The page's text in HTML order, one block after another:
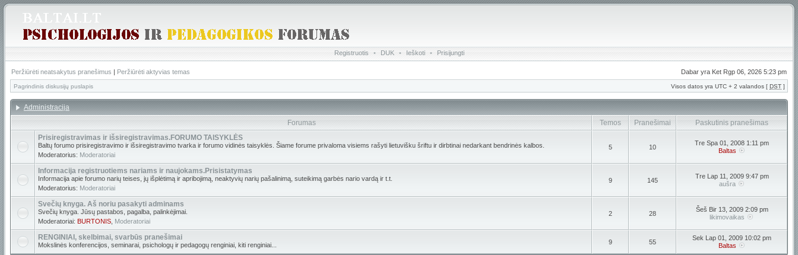
Registruotis • DUK • Ieškoti • Prisijungti
Peržiūrėti neatsakytus pranešimus | Peržiūrėti aktyvias temas Dabar yra Ket Rgp 06, 2026 5:23 pm
Pagrindinis diskusijų puslapis Visos datos yra UTC + 2 valandos [ DST ]
Administracija
Forumas
Temos Pranešimai
Paskutinis pranešimas
Prisiregistravimas ir išsiregistravimas.FORUMO TAISYKLĖS
Baltų forumo prisiregistravimo ir išsiregistravimo tvarka ir forumo vidinės taisyklės. Šiame forume privaloma visiems rašyti lietuvišku šriftu ir dirbtinai nedarkant bendrinės kalbos.
Moderatorius: Moderatoriai
5 10
Tre Spa 01, 2008 1:11 pm
Baltas
Informacija registruotiems nariams ir naujokams.Prisistatymas
Informacija apie forumo narių teises, jų išplėtimą ir apribojimą, neaktyvių narių pašalinimą, suteikimą garbės nario vardą ir t.t.
Moderatorius: Moderatoriai
9 145
Tre Lap 11, 2009 9:47 pm
aušra
Svečių knyga. Aš noriu pasakyti adminams
Svečių knyga. Jūsų pastabos, pagalba, palinkėjimai.
Moderatoriai: BURTONIS Moderatoriai
2 28
Šeš Bir 13, 2009 2:09 pm
likimovaikas
RENGINIAI, skelbimai, svarbūs pranešimai
Mokslinės konferencijos, seminarai, psichologų ir pedagogų renginiai, kiti renginiai... 9 55
Sek Lap 01, 2009 10:02 pm
Baltas